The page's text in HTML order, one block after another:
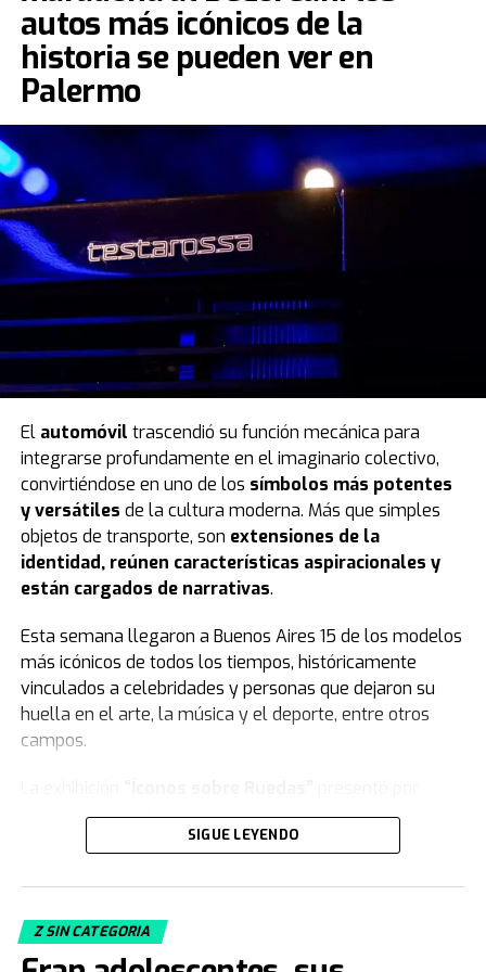
autos más icónicos de la
historia se pueden ver en
Palermo
El automóvil trascendió su función mecánica para
integrarse profundamente en el imaginario colectivo,
convirtiéndose en uno de los símbolos más potentes
y versátiles de la cultura moderna. Más que simples
objetos de transporte, son extensiones de la
identidad, reúnen características aspiracionales y
están cargados de narrativas.
Esta semana llegaron a Buenos Aires 15 de los modelos
más icónicos de todos los tiempos, históricamente
vinculados a celebridades y personas que dejaron su
huella en el arte, la música y el deporte, entre otros
campos.
primera vez en Argentina varios vehículos de la
Jorge Yarur, creador de la
Santiago de Chile.
Acacia Echazarreta
Curaduría de la institución, le contó aTNde qué trata la
SIGUE LEYENDO
Z SIN CATEGORIA